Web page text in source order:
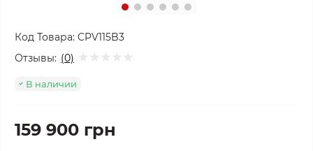
Код Товара: CPV115B3
Отзывы: (0)
В наличии
159 900 грн